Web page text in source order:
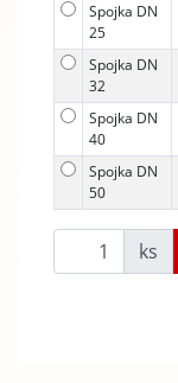
Spojka DN
25
Spojka DN
32
Spojka DN
40
Spojka DN
50
ks